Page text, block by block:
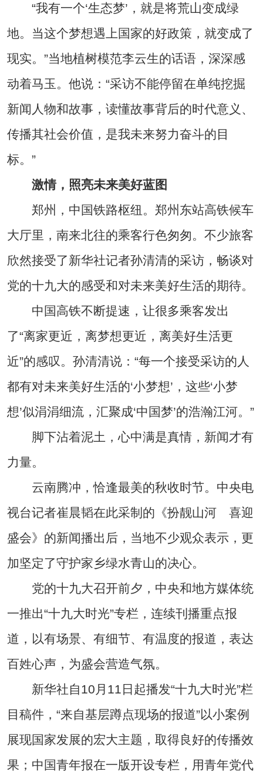
“我有一个‘生态梦’，就是将荒山变成绿
地。当这个梦想遇上国家的好政策，就变成了
现实。”当地植树模范李云生的话语，深深感
动着马玉。他说：“采访不能停留在单纯挖掘
新闻人物和故事，读懂故事背后的时代意义、
传播其社会价值，是我未来努力奋斗的目
标。”
激情，照亮未来美好蓝图
郑州，中国铁路枢纽。郑州东站高铁候车
大厅里，南来北往的乘客行色匆匆。不少旅客
欣然接受了新华社记者孙清清的采访，畅谈对
党的十九大的感受和对未来美好生活的期待。
中国高铁不断提速，让很多乘客发出
了“离家更近，离梦想更近，离美好生活更
近”的感叹。孙清清说：“每一个接受采访的人
都有对未来美好生活的‘小梦想’，这些‘小梦
想’似涓涓细流，汇聚成‘中国梦’的浩瀚江河。”
脚下沾着泥土，心中满是真情，新闻才有
力量。
云南腾冲，恰逢最美的秋收时节。中央电
视台记者崔晨韬在此采制的《扮靓山河 喜迎
盛会》的新闻播出后，当地不少观众表示，更
加坚定了守护家乡绿水青山的决心。
党的十九大召开前夕，中央和地方媒体统
一推出“十九大时光”专栏，连续刊播重点报
道，以有场景、有细节、有温度的报道，表达
百姓心声，为盛会营造气氛。
新华社自10月11日起播发“十九大时光”栏
目稿件，“来自基层蹲点现场的报道”以小案例
展现国家发展的宏大主题，取得良好的传播效
果；中国青年报在一版开设专栏，用青年党代